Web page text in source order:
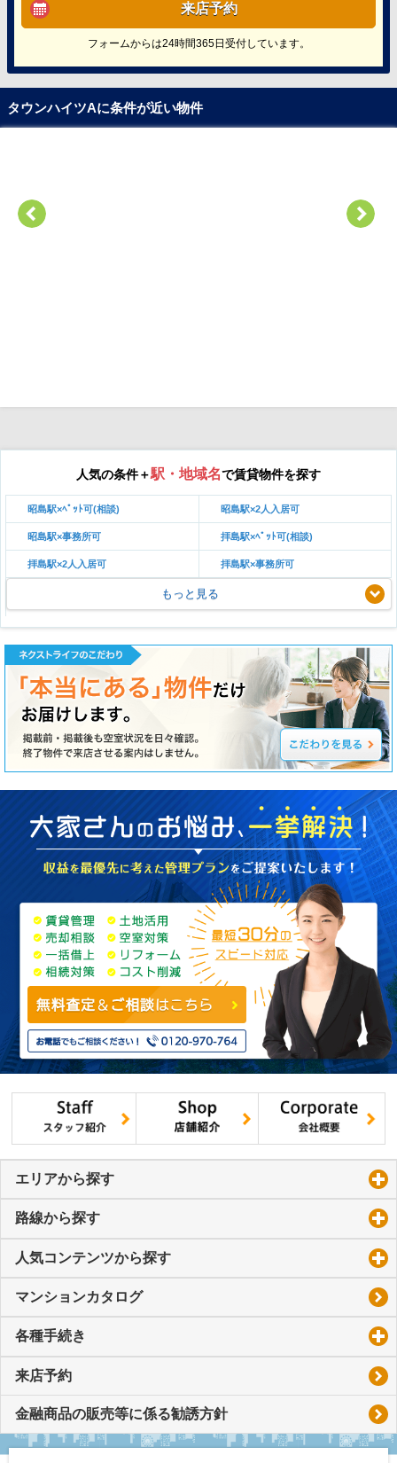
来店予約
フォームからは24時間365日受付しています。
タウンハイツAに条件が近い物件
人気の条件＋駅・地域名で賃貸物件を探す
昭島駅×ﾍﾟｯﾄ可(相談) 昭島駅×2人入居可
昭島駅×事務所可 拝島駅×ﾍﾟｯﾄ可(相談)
拝島駅×2人入居可 拝島駅×事務所可
もっと見る
エリアから探す
路線から探す
人気コンテンツから探す
マンションカタログ
各種手続き
来店予約
金融商品の販売等に係る勧誘方針